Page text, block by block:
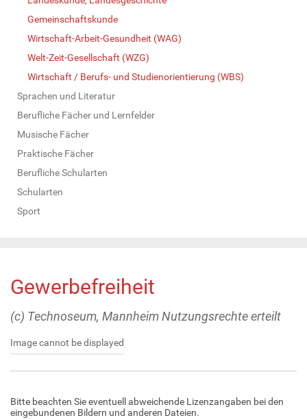
Gemeinschaftskunde
Wirtschaft-Arbeit-Gesundheit (WAG)
Welt-Zeit-Gesellschaft (WZG)
Wirtschaft / Berufs- und Studienorientierung (WBS)
Sprachen und Literatur
Berufliche Fächer und Lernfelder
Musische Fächer
Praktische Fächer
Berufliche Schularten
Schularten
Sport
Gewerbefreiheit
(c) Technoseum, Mannheim Nutzungsrechte erteilt
Image cannot be displayed
e
g
e
Bitte beachten Sie eventuell abweichende Lizenzangaben bei den
eingebundenen Bildern und anderen Dateien.